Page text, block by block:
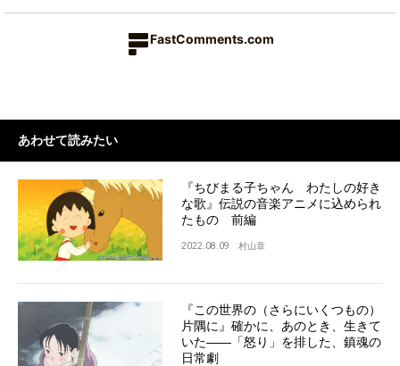
FastComments.com
あわせて読みたい
『ちびまる子ちゃん わたしの好き
な歌』伝説の音楽アニメに込められ
たもの 前編
2022.08.09 村山章
『この世界の（さらにいくつもの）
片隅に』確かに、あのとき、生きて
いた――「怒り」を排した、鎮魂の
日常劇